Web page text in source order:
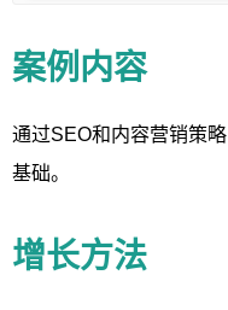
案例内容
通过SEO和内容营销策
基础。
增长方法